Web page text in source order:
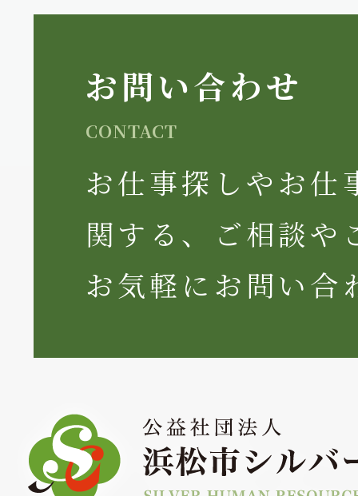
お問い合わせ
CONTACT
お仕事探しやお仕
関する、ご相談や
お気軽にお問い合